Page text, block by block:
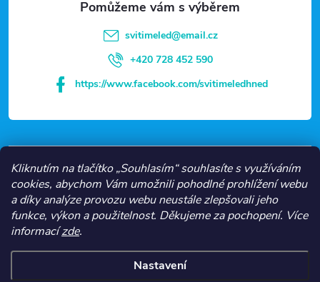
Kliknutím na tlačítko „Souhlasím“ souhlasíte s využíváním
cookies, abychom Vám umožnili pohodlné prohlížení webu
a díky analýze provozu webu neustále zlepšovali jeho
funkce, výkon a použitelnost. Děkujeme za pochopení. Více
informacízde.
Nastavení
VŠE O NÁKUPU
NEJČASTĚJŠÍ KATEGORIE
svitimeled@email.cz
+420 728 452 590
https://www.facebook.com/svitimeledhned